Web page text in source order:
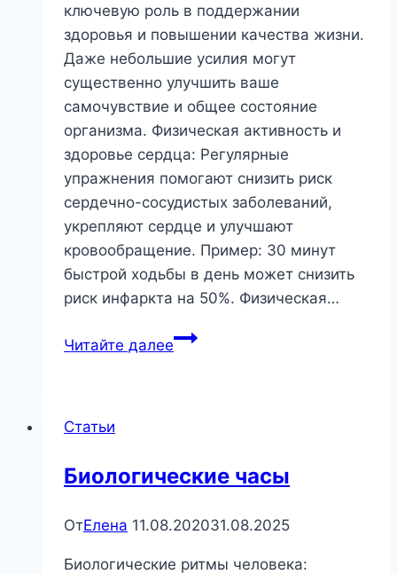
ключевую роль в поддержании
здоровья и повышении качества жизни.
Даже небольшие усилия могут
существенно улучшить ваше
самочувствие и общее состояние
организма. Физическая активность и
здоровье сердца: Регулярные
упражнения помогают снизить риск
сердечно-сосудистых заболеваний,
укрепляют сердце и улучшают
кровообращение. Пример: 30 минут
быстрой ходьбы в день может снизить
риск инфаркта на 50%. Физическая…
Читайте далееФизическая
долголетию!
Статьи
Биологические часы
ОтЕлена 11.08.202031.08.2025
Биологические ритмы человека: